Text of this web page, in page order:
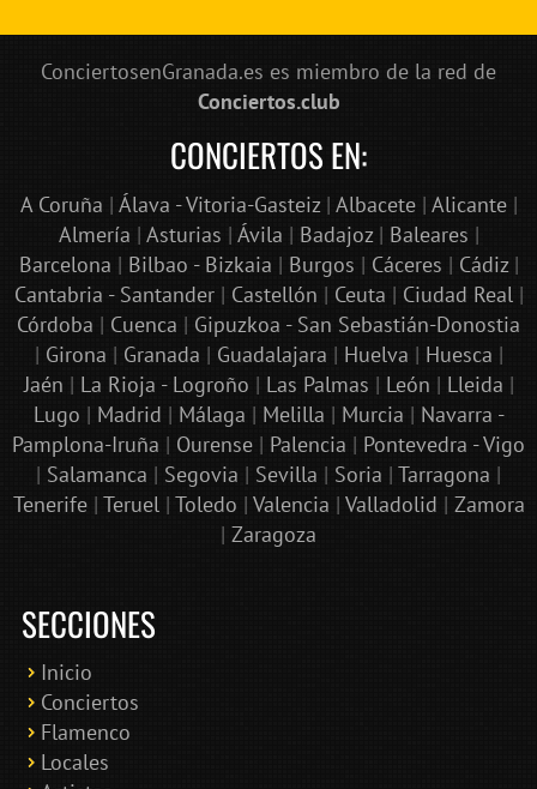
ConciertosenGranada.es es miembro de la red de
Conciertos.club
CONCIERTOS EN:
A Coruña | Álava - Vitoria-Gasteiz| Albacete| Alicante|
Almería | Asturias | Ávila | Badajoz| Baleares |
Barcelona | Bilbao - Bizkaia | Burgos | Cáceres | Cádiz|
Cantabria - Santander| Castellón | Ceuta | Ciudad Real |
Córdoba | Cuenca | Gipuzkoa - San Sebastián-Donostia
| Girona | Granada | Guadalajara | Huelva | Huesca |
Jaén | La Rioja - Logroño | Las Palmas | León | Lleida |
Lugo | Madrid | Málaga | Melilla | Murcia | Navarra -
Pamplona-Iruña | Ourense | Palencia | Pontevedra - Vigo
| Salamanca | Segovia | Sevilla | Soria | Tarragona |
Tenerife| Teruel | Toledo | Valencia | Valladolid | Zamora
| Zaragoza
SECCIONES
Inicio
Conciertos
Flamenco
Locales